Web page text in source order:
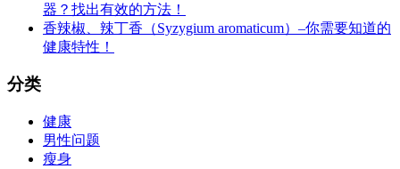
器？找出有效的方法！
香辣椒、辣丁香（Syzygium aromaticum）–你需要知道的
健康特性！
分类
健康
男性问题
瘦身